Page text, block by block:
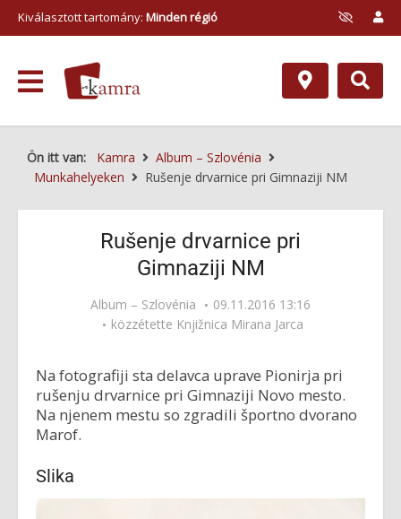
Kiválasztott tartomány: Minden régió
Ön itt van: Kamra
Album – Szlovénia
Munkahelyeken
Rušenje drvarnice pri Gimnaziji NM
Rušenje drvarnice pri
Gimnaziji NM
Album – Szlovénia
09.11.2016 13:16
közzétette Knjižnica Mirana Jarca
Na fotografiji sta delavca uprave Pionirja pri
rušenju drvarnice pri Gimnaziji Novo mesto.
Na njenem mestu so zgradili športno dvorano
Marof.
Slika